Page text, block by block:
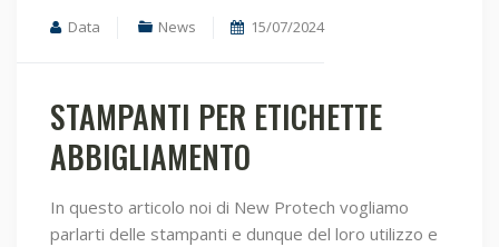
Data News 15/07/2024
STAMPANTI PER ETICHETTE
ABBIGLIAMENTO
In questo articolo noi di New Protech vogliamo
parlarti delle stampanti e dunque del loro utilizzo e